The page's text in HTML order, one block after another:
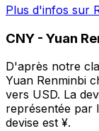
Plus d'infos sur
CNY - Yuan
D'après notre
Yuan Renminbi
vers USD. La
représentée par
devise est ¥.